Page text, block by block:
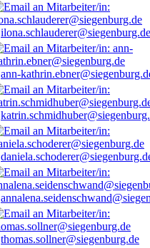
ilona.schlauderer@siegenburg.de
ann-
thomas.sollner@siegenburg.de